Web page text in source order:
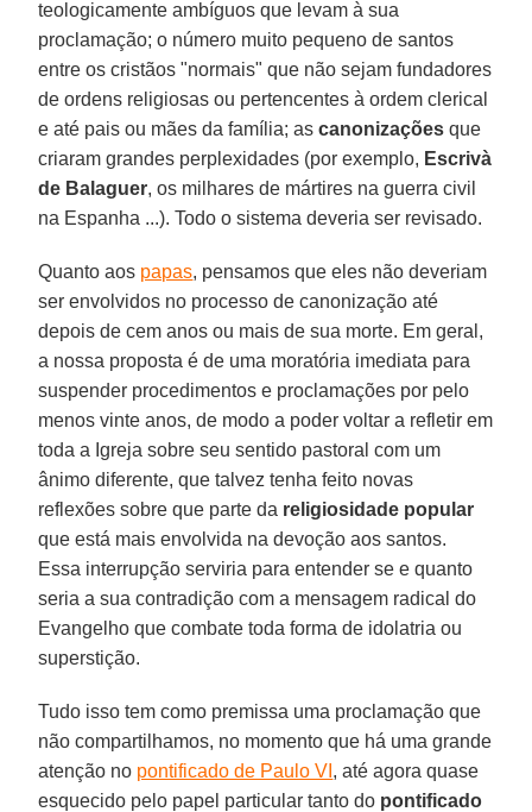
teologicamente ambíguos que levam à sua
proclamação; o número muito pequeno de santos
entre os cristãos "normais" que não sejam fundadores
de ordens religiosas ou pertencentes à ordem clerical
e até pais ou mães da família; ascanonizações que
criaram grandes perplexidades (por exemplo, Escrivà
de Balaguer, os milhares de mártires na guerra civil
na Espanha ...). Todo o sistema deveria ser revisado.
Quanto aos papas, pensamos que eles não deveriam
ser envolvidos no processo de canonização até
depois de cem anos ou mais de sua morte. Em geral,
a nossa proposta é de uma moratória imediata para
suspender procedimentos e proclamações por pelo
menos vinte anos, de modo a poder voltar a refletir em
toda a Igreja sobre seu sentido pastoral com um
ânimo diferente, que talvez tenha feito novas
reflexões sobre que parte da religiosidade popular
que está mais envolvida na devoção aos santos.
Essa interrupção serviria para entender se e quanto
seria a sua contradição com a mensagem radical do
Evangelho que combate toda forma de idolatria ou
superstição.
Tudo isso tem como premissa uma proclamação que
não compartilhamos, no momento que há uma grande
atenção no pontificado de Paulo VI , até agora quase
esquecido pelo papel particular tanto do pontificado